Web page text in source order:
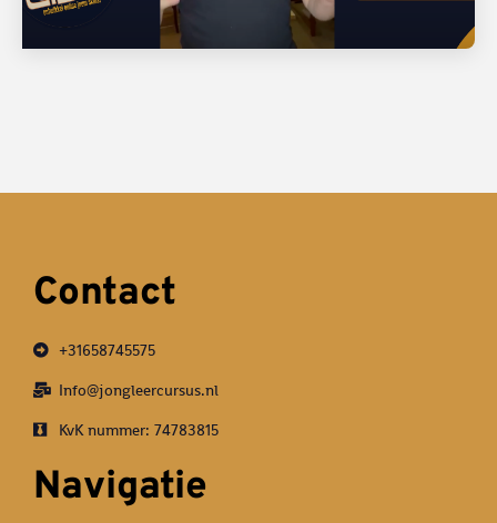
Contact
+31658745575
Info@jongleercursus.nl
KvK nummer: 74783815
Navigatie